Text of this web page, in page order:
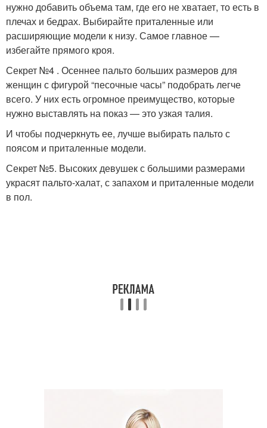
нужно добавить объема там, где его не хватает, то есть в
плечах и бедрах. Выбирайте приталенные или
расширяющие модели к низу. Самое главное —
избегайте прямого кроя.
Секрет №4 . Осеннее пальто больших размеров для
женщин с фигурой “песочные часы” подобрать легче
всего. У них есть огромное преимущество, которые
нужно выставлять на показ — это узкая талия.
И чтобы подчеркнуть ее, лучше выбирать пальто с
поясом и приталенные модели.
Секрет №5. Высоких девушек с большими размерами
украсят пальто-халат, с запахом и приталенные модели
в пол.